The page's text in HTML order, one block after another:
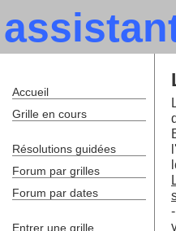
Accueil
Grille en cours
Résolutions guidées
Forum par grilles
Forum par dates
Entrer une grille